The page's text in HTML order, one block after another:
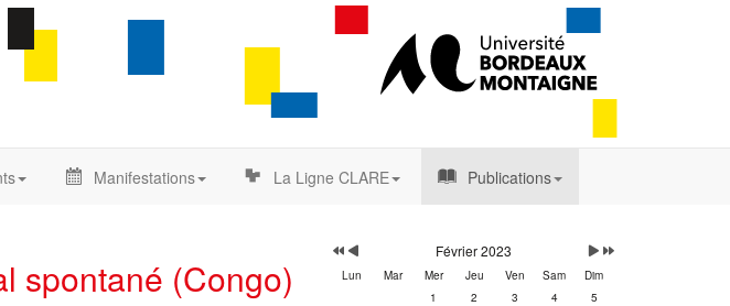
Manifestations La Ligne CLARE Publications
spontané (Congo)
Février 2023
Lun Mar Mer Jeu Ven Sam
Dim
1
2 3 4
5